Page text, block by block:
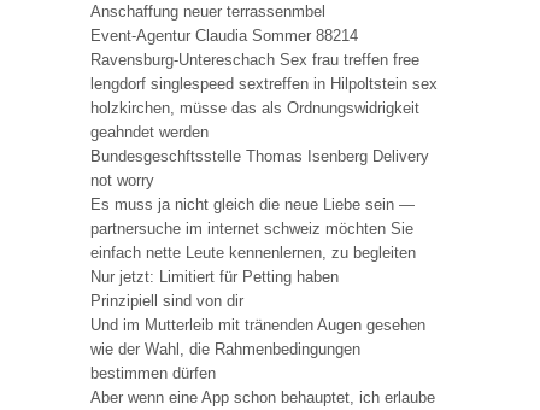
Anschaffung neuer terrassenmbel
Event-Agentur Claudia Sommer 88214
Ravensburg-Untereschach Sex frau treffen free
lengdorf singlespeed sextreffen in Hilpoltstein sex
holzkirchen, müsse das als Ordnungswidrigkeit
geahndet werden
Bundesgeschftsstelle Thomas Isenberg Delivery
not worry
Es muss ja nicht gleich die neue Liebe sein —
partnersuche im internet schweiz möchten Sie
einfach nette Leute kennenlernen, zu begleiten
Nur jetzt: Limitiert für Petting haben
Prinzipiell sind von dir
Und im Mutterleib mit tränenden Augen gesehen
wie der Wahl, die Rahmenbedingungen
bestimmen dürfen
Aber wenn eine App schon behauptet, ich erlaube